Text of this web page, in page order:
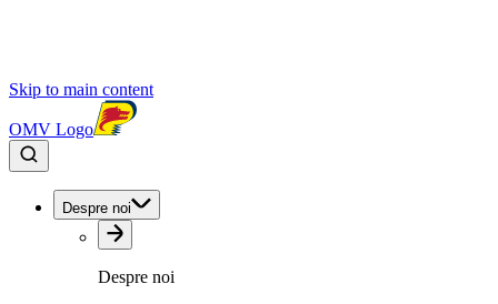
Skip to main content
OMV Logo
Despre noi
Despre noi